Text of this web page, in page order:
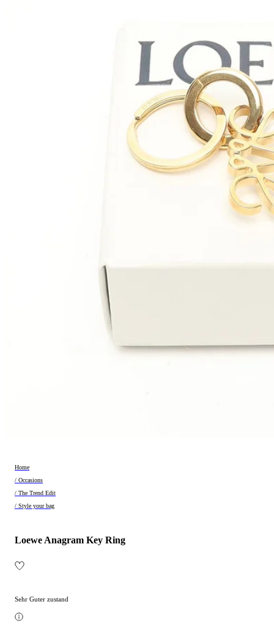
Home
/ Occasions
/ The Trend Edit
/ Style your bag
Loewe Anagram Key Ring
Sehr Guter zustand